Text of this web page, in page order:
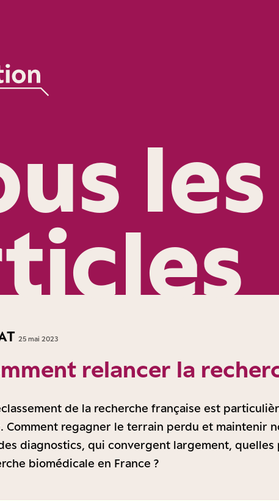
les
25 mai 2023
relancer la
de la recherche française est
Comment regagner le terrain perdu et maintenir
diagnostics, qui convergent largement,
biomédicale en France ?